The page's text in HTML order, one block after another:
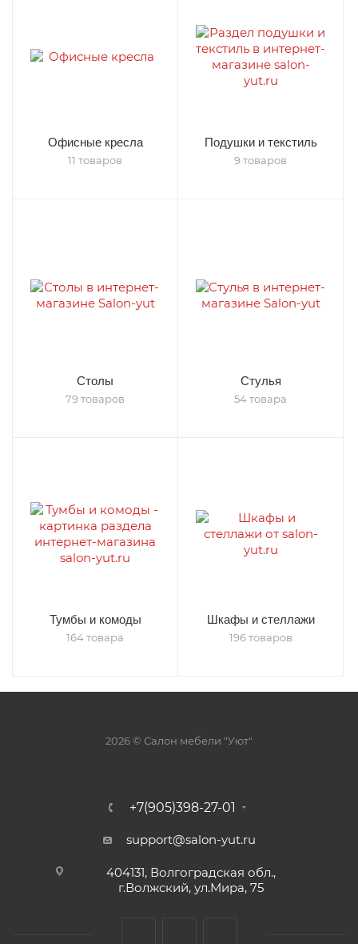
Офисные кресла
11 товаров
Подушки и текстиль
9 товаров
Столы
79 товаров
Стулья
54 товара
Тумбы и комоды
164 товара
Шкафы и стеллажи
196 товаров
2026 © Салон мебели "Уют"
+7(905)398-27-01
support@salon-yut.ru
404131, Волгоградская обл.,
г.Волжский, ул.Мира, 75